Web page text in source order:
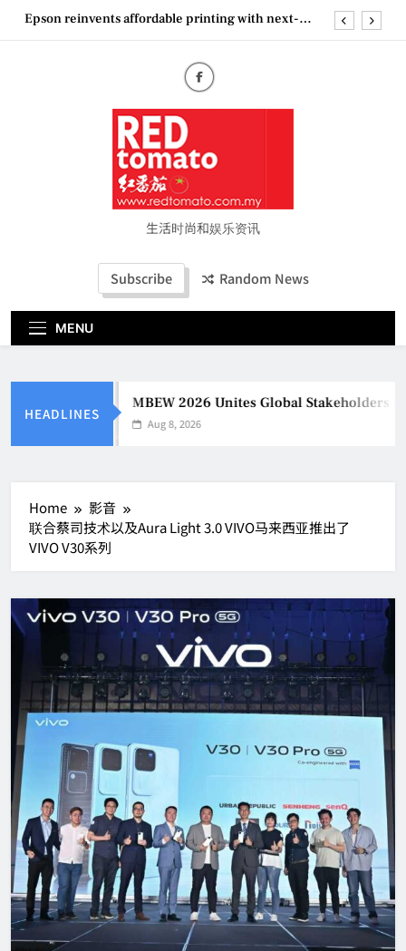
SkipEpson reinvents affordable printing with next-
MBEW 2026 Unites Global Stakeholders to Shape
the Future of Business Events
Vietjet Thailand Gears Up for Kuala Lumpur–
Bangkok Service Launch on9 October
Epson reinvents affordable printing with next-
generation EcoTank Series
Couture Fashion Week Malaysia 2026– Press
生活时尚和娱乐资讯
Subscribe Random News
MENU
HEADLINES
MBEW 2026 Unites Global Stakeholders to
Aug 8, 2026
Home
影音
联合蔡司技术以及Aura Light 3.0 VIVO马来西亚推出了
VIVO V30系列